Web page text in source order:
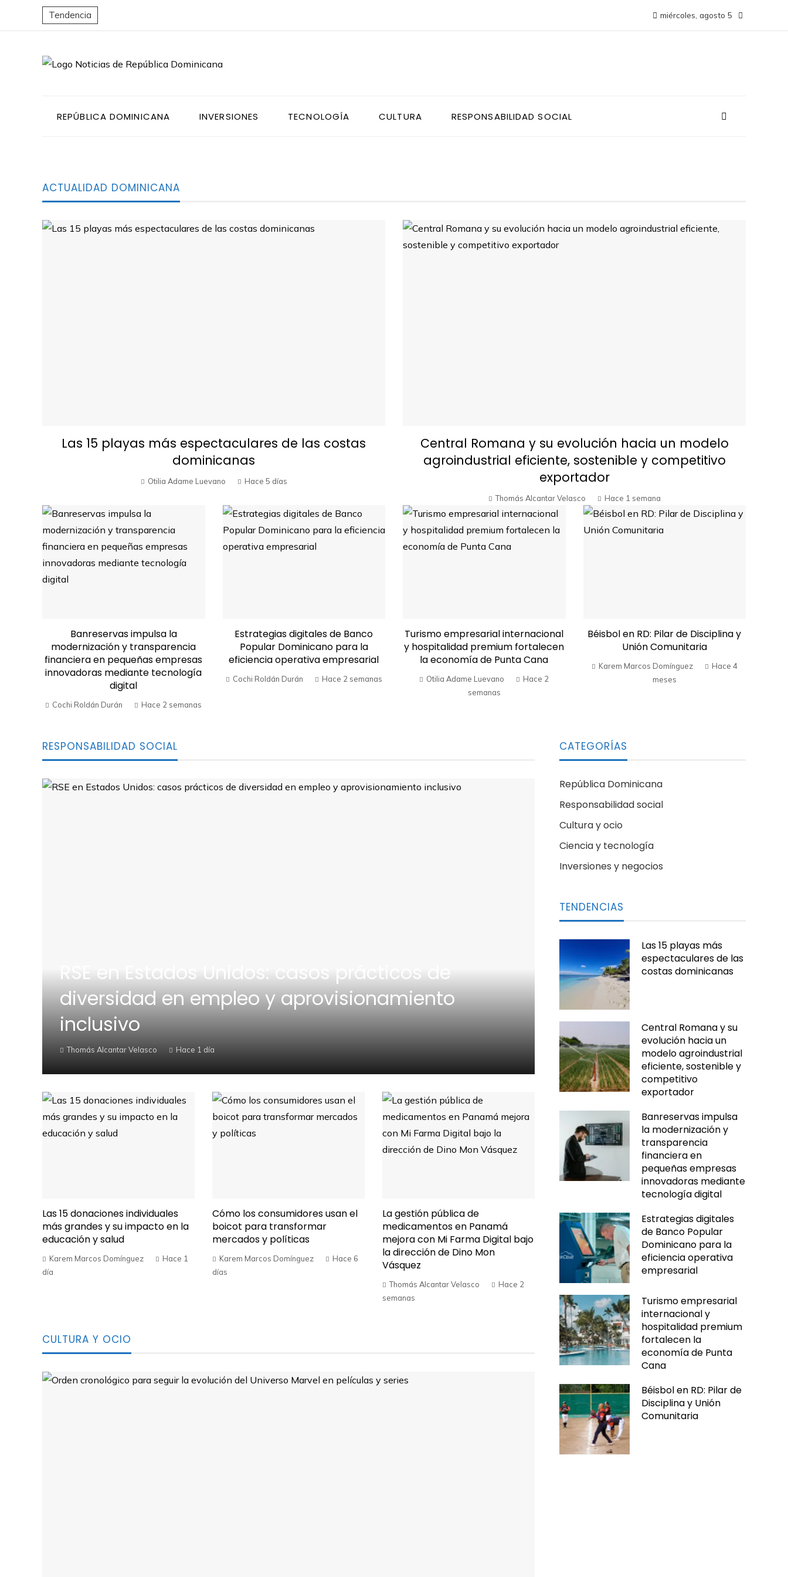
Tendencia miércoles, agosto 5
REPÚBLICA DOMINICANA INVERSIONES TECNOLOGÍA CULTURA RESPONSABILIDAD SOCIAL
ACTUALIDAD DOMINICANA
Las 15 playas más espectaculares de las costas
dominicanas
Otilia Adame Luevano Hace 5 días
Central Romana y su evolución hacia un modelo
agroindustrial eficiente, sostenible y competitivo
exportador
Thomás Alcantar Velasco Hace 1 semana
Banreservas impulsa la
modernización y transparencia
financiera en pequeñas empresas
innovadoras mediante tecnología
digital
Cochi Roldán Durán Hace 2 semanas
Estrategias digitales de Banco
Popular Dominicano para la
eficiencia operativa empresarial
Cochi Roldán Durán Hace 2 semanas
Turismo empresarial internacional
y hospitalidad premium fortalecen
la economía de Punta Cana
Otilia Adame Luevano
Hace 2
semanas
Béisbol en RD: Pilar de Disciplina y
Unión Comunitaria
Karem Marcos Domínguez
Hace 4
meses
RESPONSABILIDAD SOCIAL
RSE en Estados Unidos: casos prácticos de
diversidad en empleo y aprovisionamiento
inclusivo
Thomás Alcantar Velasco Hace 1 día
Las 15 donaciones individuales
más grandes y su impacto en la
educación y salud
Karem Marcos Domínguez
Hace 1
día
Cómo los consumidores usan el
boicot para transformar
mercados y políticas
Karem Marcos Domínguez
Hace 6
días
La gestión pública de
medicamentos en Panamá
mejora con Mi Farma Digital bajo
la dirección de Dino Mon
Vásquez
Thomás Alcantar Velasco
Hace 2
semanas
CULTURA Y OCIO
CATEGORÍAS
República Dominicana
Responsabilidad social
Cultura y ocio
Ciencia y tecnología
Inversiones y negocios
TENDENCIAS
Las 15 playas más
espectaculares de las
costas dominicanas
Central Romana y su
evolución hacia un
modelo agroindustrial
eficiente, sostenible y
competitivo
exportador
Banreservas impulsa
la modernización y
transparencia
financiera en
pequeñas empresas
innovadoras mediante
tecnología digital
Estrategias digitales
de Banco Popular
Dominicano para la
eficiencia operativa
empresarial
Turismo empresarial
internacional y
hospitalidad premium
fortalecen la
economía de Punta
Cana
Béisbol en RD: Pilar de
Disciplina y Unión
Comunitaria